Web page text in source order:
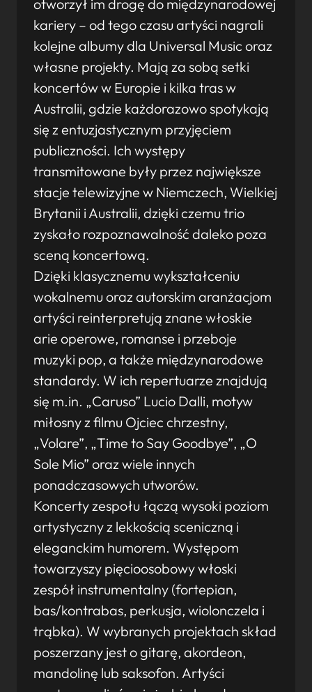
otworzył im drogę do międzynarodowej
kariery – od tego czasu artyści nagrali
kolejne albumy dla Universal Music oraz
własne projekty. Mają za sobą setki
koncertów w Europie i kilka tras w
Australii, gdzie każdorazowo spotykają
się z entuzjastycznym przyjęciem
publiczności. Ich występy
transmitowane były przez największe
stacje telewizyjne w Niemczech, Wielkiej
Brytanii i Australii, dzięki czemu trio
zyskało rozpoznawalność daleko poza
sceną koncertową.
Dzięki klasycznemu wykształceniu
wokalnemu oraz autorskim aranżacjom
artyści reinterpretują znane włoskie
arie operowe, romanse i przeboje
muzyki pop, a także międzynarodowe
standardy. W ich repertuarze znajdują
się m.in. „Caruso” Lucio Dalli, motyw
miłosny z filmu Ojciec chrzestny,
„Volare”, „Time to Say Goodbye”, „O
Sole Mio” oraz wiele innych
ponadczasowych utworów.
Koncerty zespołu łączą wysoki poziom
artystyczny z lekkością sceniczną i
eleganckim humorem. Występom
towarzyszy pięcioosobowy włoski
zespół instrumentalny (fortepian,
bas/kontrabas, perkusja, wiolonczela i
trąbka). W wybranych projektach skład
poszerzany jest o gitarę, akordeon,
mandolinę lub saksofon. Artyści